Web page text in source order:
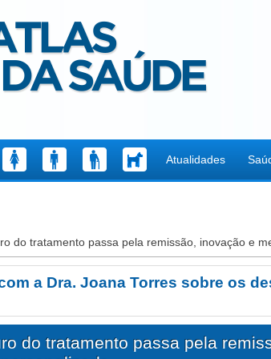
Atualidades
do tratamento passa pela remissão, inovação e
a Dra. Joana Torres sobre os
do tratamento passa pela